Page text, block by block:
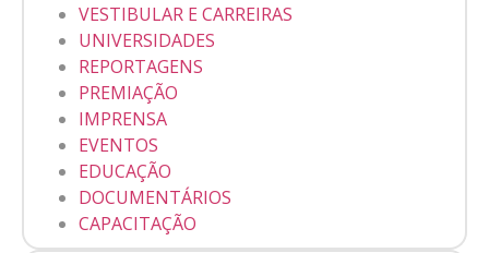
VESTIBULAR E CARREIRAS
UNIVERSIDADES
REPORTAGENS
PREMIAÇÃO
IMPRENSA
EVENTOS
EDUCAÇÃO
DOCUMENTÁRIOS
CAPACITAÇÃO